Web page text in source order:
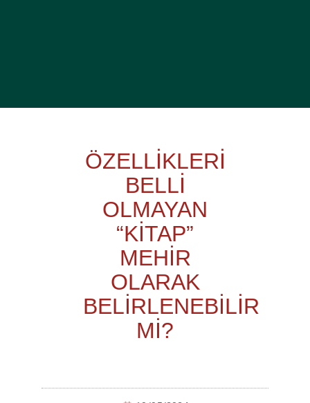
ÖZELLİKLERİ
BELLİ
OLMAYAN
“KİTAP”
MEHİR
OLARAK
BELİRLENEBİLİR
Mİ?